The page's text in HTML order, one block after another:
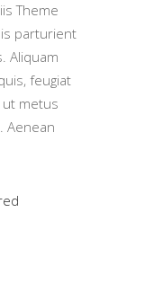
Theme
parturient
Aliquam
feugiat
ut metus
Aenean